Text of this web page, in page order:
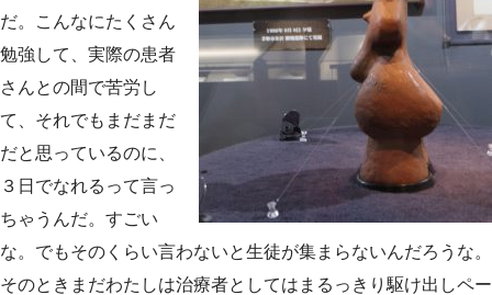
だ。こんなにたくさん
勉強して、実際の患者
さんとの間で苦労し
て、それでもまだまだ
だと思っているのに、
３日でなれるって言っ
ちゃうんだ。すごい
な。でもそのくらい言わないと生徒が集まらないんだろうな。
そのときまだわたしは治療者としてはまるっきり駆け出しペー